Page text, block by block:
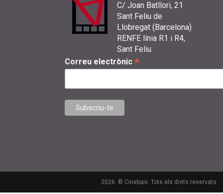
C/ Joan Batllori, 21
Sant Feliu de
Llobregat (Barcelona)
RENFE línia R1 i R4,
Sant Feliu
Correu electrònic *
2026. © Cinebaix. Tots els drets reservats.